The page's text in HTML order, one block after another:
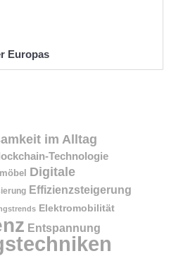
Europas
im Alltag
Technologie
Digitale
Effizienzsteigerung
Elektromobilität
Entspannung